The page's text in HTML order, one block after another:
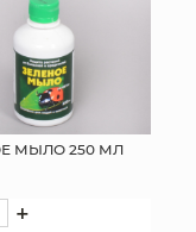
МЫЛО 250 МЛ
+